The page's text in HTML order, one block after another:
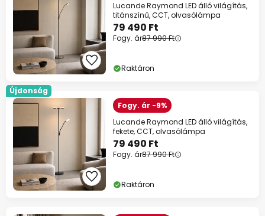
Lucande Raymond LED álló világítás,
titánszínű, CCT, olvasólámpa
79 490 Ft
Fogy. ár87 990 Ft
Raktáron
Újdonság
Fogy. ár -9%
Lucande Raymond LED álló világítás,
fekete, CCT, olvasólámpa
79 490 Ft
Fogy. ár87 990 Ft
Raktáron